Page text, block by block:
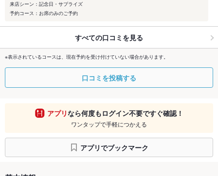
来店シーン：記念日・サプライズ
予約コース：お席のみのご予約
すべての口コミを見る
※表示されているコースは、現在予約を受け付けていない場合があります。
口コミを投稿する
アプリなら何度もログイン不要ですぐ確認！
ワンタップで手軽につかえる
アプリでブックマーク